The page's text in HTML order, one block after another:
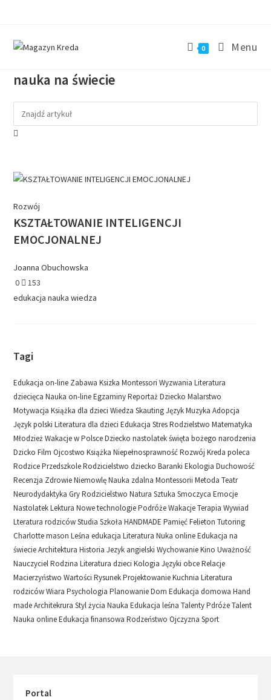
0 Menu
nauka na świecie
Rozwój
KSZTAŁTOWANIE INTELIGENCJI
EMOCJONALNEJ
Joanna Obuchowska
0
153
edukacja nauka wiedza
Tagi
Edukacja on-line ZabawaKsizkaMontessoriWyzwaniaLiteratura
dziecięcaNauka on-lineEgzaminyReportażDzieckoMalarstwo
MotywacjaKsiążka dla dzieciWiedzaSkautingJęzykMuzykaAdopcja
Język polskiLiteratura dla dzieciEdukacjaStresRodzielstwoMatematyka
MłodzieżWakacje w PolsceDziecko nastolatekświęta bożego narodzenia
DzickoFilmOjcostwoKsiążkaNiepełnosprawnośćRozwójKreda poleca
RodzicePrzedszkoleRodzicielstwo dzieckoBarankiEkologiaDuchowość
Recenzja ZdrowieNiemowlęNauka zdalnaMontessoriiMetodaTeatr
NeurodydaktykaGryRodzicielstwoNaturaSztukaSmoczycaEmocje
NastolatekLekturaNowe technologiePodróżeWakacjeTerapiaWywiad
Lteratura rodzicówStudiaSzkołaHANDMADEPamięćFelietonTutoring
Charlotte masonLeśna edukacjaLiteraturaNuka onlineEdukacja na
świecieArchitekturaHistoriaJezyk angielskiWychowanieKinoUważność
NauczycielRodzinaLiteratura dzieciKologiaJęzyki obceRelacje
MacierzyństwoWartościRysunekProjektowanieKuchniaLiteratura
rodzicówWiaraPsychologiaPlanowanieDomEdukacja domowaHand
madeArchitekruraStyl życiaNaukaEdukacja leśnaTalentyPdróżeTalent
Nauka onlineEdukacja finansowaRodzeństwoOjczyznaSport
Portal